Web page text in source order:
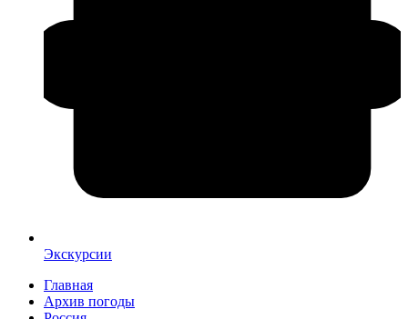
Экскурсии
Главная
Архив погоды